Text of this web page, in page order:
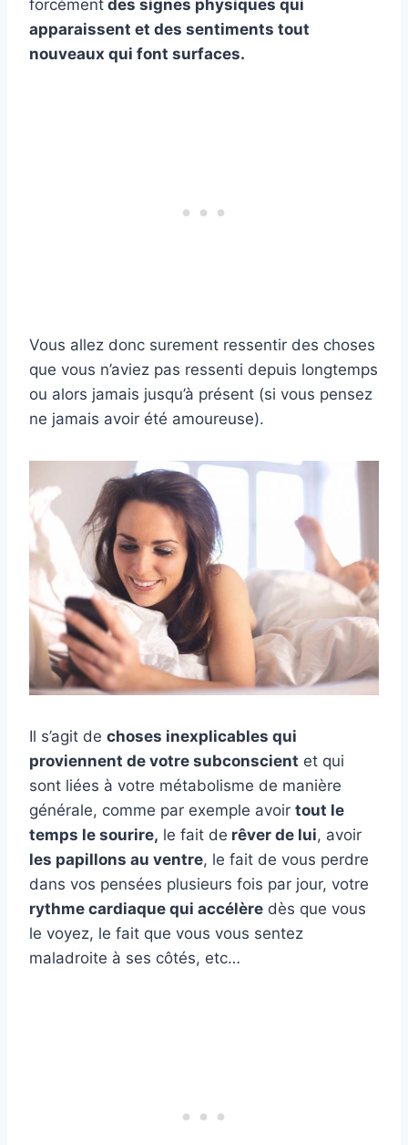
forcément des signes physiques qui
apparaissent et des sentiments tout
nouveaux qui font surfaces.
Vous allez donc surement ressentir des choses
que vous n’aviez pas ressenti depuis longtemps
ou alors jamais jusqu’à présent (si vous pensez
ne jamais avoir été amoureuse).
Il s’agit de choses inexplicables qui
proviennent de votre subconscient et qui
sont liées à votre métabolisme de manière
générale, comme par exemple avoir tout le
temps le sourire, le fait de rêver de lui, avoir
les papillons au ventre, le fait de vous perdre
dans vos pensées plusieurs fois par jour, votre
rythme cardiaque qui accélère dès que vous
le voyez, le fait que vous vous sentez
maladroite à ses côtés, etc…